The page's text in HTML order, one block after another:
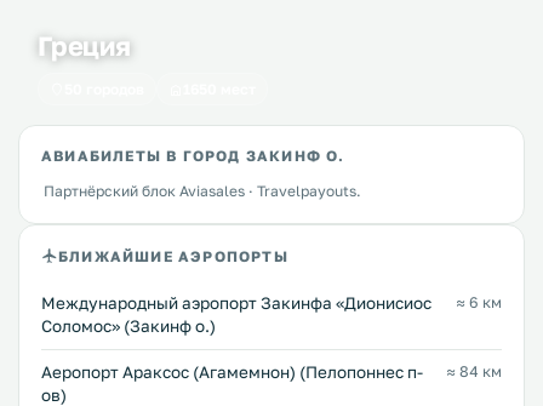
Греция
АВИАБИЛЕТЫ В ГОРОД ЗАКИНФ О.
Партнёрский блок Aviasales · Travelpayouts.
БЛИЖАЙШИЕ АЭРОПОРТЫ
Международный аэропорт Закинфа «Дионисиос
Соломос» (Закинф о.)
≈ 6 км
Аеропорт Араксос (Агамемнон) (Пелопоннес п-
ов)
≈ 84 км